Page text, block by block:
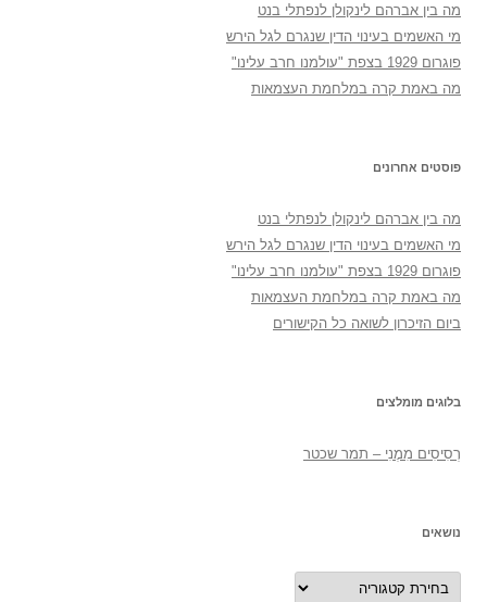
מה בין אברהם לינקולן לנפתלי בנט
מי האשמים בעינוי הדין שנגרם לגל הירש
פוגרום 1929 בצפת "עולמנו חרב עלינו"
מה באמת קרה במלחמת העצמאות
פוסטים אחרונים
מה בין אברהם לינקולן לנפתלי בנט
מי האשמים בעינוי הדין שנגרם לגל הירש
פוגרום 1929 בצפת "עולמנו חרב עלינו"
מה באמת קרה במלחמת העצמאות
ביום הזיכרון לשואה כל הקישורים
בלוגים מומלצים
רְסִיסִים מִמֶנִי – תמר שכטר
נושאים
נושאים